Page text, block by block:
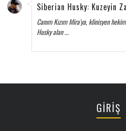
Siberian Husky: Kuzeyin
Canım Kızım Mira'ya, klinisyen
Husky alan ...
GİRİŞ